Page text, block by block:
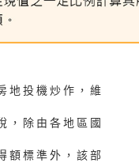
地投機炒作，維
，除由各地區國
額標準外，該部